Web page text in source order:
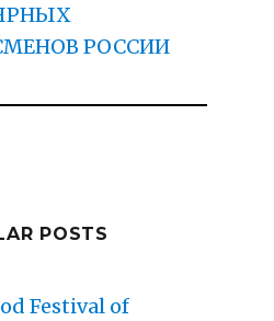
РОССИИ
POSTS
Festival of